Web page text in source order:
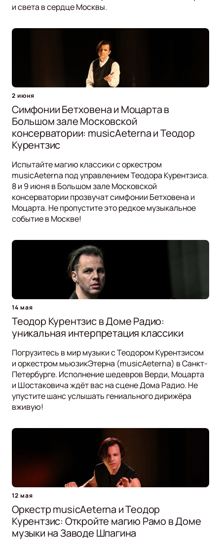
и света в сердце Москвы.
2 июня
Симфонии Бетховена и Моцарта в
Большом зале Московской
консерватории: musicAeterna и Теодор
Курентзис
Испытайте магию классики с оркестром
musicAeterna под управлением Теодора Курентзиса.
8 и 9 июня в Большом зале Московской
консерватории прозвучат симфонии Бетховена и
Моцарта. Не пропустите это редкое музыкальное
событие в Москве!
14 мая
Теодор Курентзис в Доме Радио:
уникальная интерпретация классики
Погрузитесь в мир музыки с Теодором Курентзисом
и оркестром мьюзикЭтерна (musicAeterna) в Санкт-
Петербурге. Исполнение шедевров Верди, Моцарта
и Шостаковича ждёт вас на сцене Дома Радио. Не
упустите шанс услышать гениального дирижёра
вживую!
12 мая
Оркестр musicAeterna и Теодор
Курентзис: Откройте магию Рамо в Доме
музыки на Заводе Шпагина